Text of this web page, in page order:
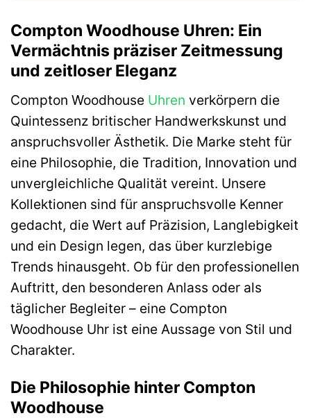
Compton Woodhouse Uhren: Ein
Vermächtnis präziser Zeitmessung
und zeitloser Eleganz
Compton Woodhouse Uhren verkörpern die
Quintessenz britischer Handwerkskunst und
anspruchsvoller Ästhetik. Die Marke steht für
eine Philosophie, die Tradition, Innovation und
unvergleichliche Qualität vereint. Unsere
Kollektionen sind für anspruchsvolle Kenner
gedacht, die Wert auf Präzision, Langlebigkeit
und ein Design legen, das über kurzlebige
Trends hinausgeht. Ob für den professionellen
Auftritt, den besonderen Anlass oder als
täglicher Begleiter – eine Compton
Woodhouse Uhr ist eine Aussage von Stil und
Charakter.
Die Philosophie hinter Compton
Woodhouse